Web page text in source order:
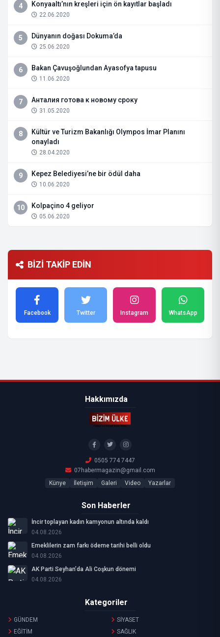
4 Konyaaltı’nın kreşleri için ön kayıtlar başladı
22.06.2020
5 Dünyanın doğası Dokuma’da
25.06.2020
6 Bakan Çavuşoğlundan Ayasofya tapusu
11.06.2020
7 Анталия готова к новому сроку
31.05.2020
8
Kültür ve Turizm Bakanlığı Olympos İmar Planını
onayladı
28.04.2020
9 Kepez Belediyesi’ne bir ödül daha
10.06.2020
10 Kolpaçino 4 geliyor
05.06.2020
BİZİ TAKİP EDİN
Facebook Twitter Instagram WhatsApp
Hakkımızda
0505 774 7447
07habermagazin@gmail.com
Künye
İletişim Galeri Video Yazarlar
Son Haberler
İncir toplayan kadın kamyonun altında kaldı
04.08.2026
Emeklilerin zam farkı ödeme tarihi belli oldu
04.08.2026
AK Parti Seyhan’da Ali Coşkun dönemi
04.08.2026
Kategoriler
GÜNDEM
SİYASET
EĞİTİM
SAĞLIK